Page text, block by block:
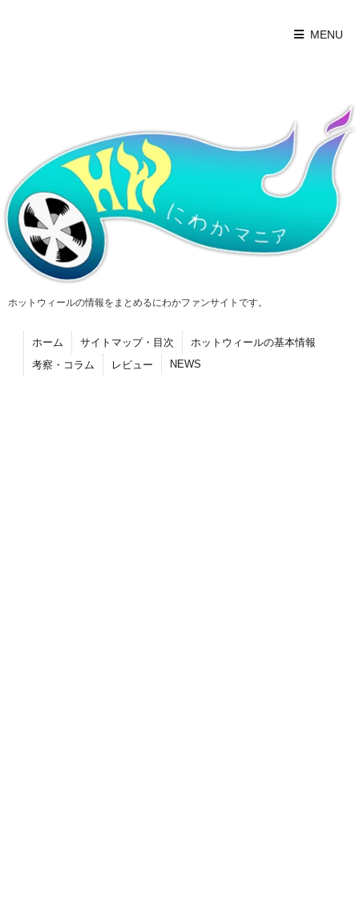
MENU
ホットウィールの情報をまとめるにわかファンサイトです。
ホーム サイトマップ・目次
ホットウィールの基本情報
考察・コラム
レビュー NEWS